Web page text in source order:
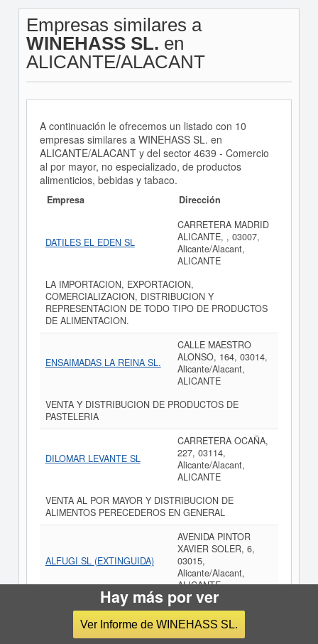
Empresas similares a
WINEHASS SL. en
ALICANTE/ALACANT
A continuación le ofrecemos un listado con 10
empresas similares a WINEHASS SL. en
ALICANTE/ALACANT y del sector 4639 - Comercio
al por mayor, no especializado, de productos
alimenticios, bebidas y tabaco.
Empresa Dirección
DATILES EL EDEN SL
CARRETERA MADRID
ALICANTE, , 03007,
Alicante/Alacant,
ALICANTE
LA IMPORTACION, EXPORTACION,
COMERCIALIZACION, DISTRIBUCION Y
REPRESENTACION DE TODO TIPO DE PRODUCTOS
DE ALIMENTACION.
ENSAIMADAS LA REINA SL.
CALLE MAESTRO
ALONSO, 164, 03014,
Alicante/Alacant,
ALICANTE
VENTA Y DISTRIBUCION DE PRODUCTOS DE
PASTELERIA
DILOMAR LEVANTE SL
CARRETERA OCAÑA,
227, 03114,
Alicante/Alacant,
ALICANTE
VENTA AL POR MAYOR Y DISTRIBUCION DE
ALIMENTOS PERECEDEROS EN GENERAL
ALFUGI SL (EXTINGUIDA)
AVENIDA PINTOR
XAVIER SOLER, 6,
03015,
Alicante/Alacant,
ALICANTE
LA COMPRA Y VENTA DE ARTICULOS
ALIMENTICIOS, TANTO AL POR MENOR COMO AL
POR MAYOR, ASI COMO SU DISTRIBUCION.
Hay más por ver
Ver Informe de WINEHASS SL.